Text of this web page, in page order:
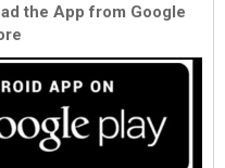
the App from Google